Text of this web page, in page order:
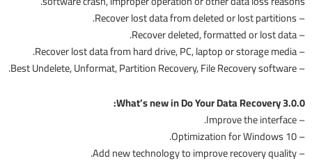
– Recover lost data from deleted or lost partitions.
– Recover deleted, formatted or lost data.
– Recover lost data from hard drive, PC, laptop or storage media.
– Best Undelete, Unformat, Partition Recovery, File Recovery software.
What’s new in Do Your Data Recovery 3.0.0:
– Improve the interface.
– Optimization for Windows 10.
– Add new technology to improve recovery quality.